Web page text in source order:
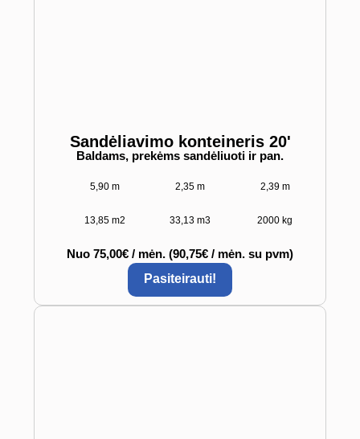
Sandėliavimo konteineris 20'
Baldams, prekėms sandėliuoti ir pan.
5,90 m 2,35 m 2,39 m
13,85 m2 33,13 m3 2000 kg
Nuo 75,00€ / mėn. (90,75€ / mėn. su pvm)
Pasiteirauti!